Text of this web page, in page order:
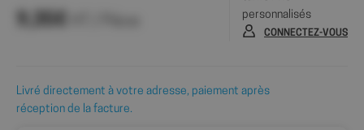
personnalisés
CONNECTEZ-VOUS
Livré directement à votre adresse, paiement après
réception de la facture.